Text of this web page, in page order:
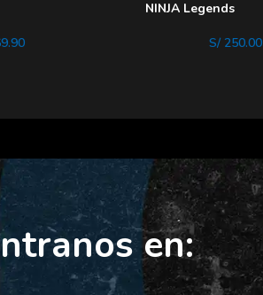
NINJA Legends
S/250.00
en: